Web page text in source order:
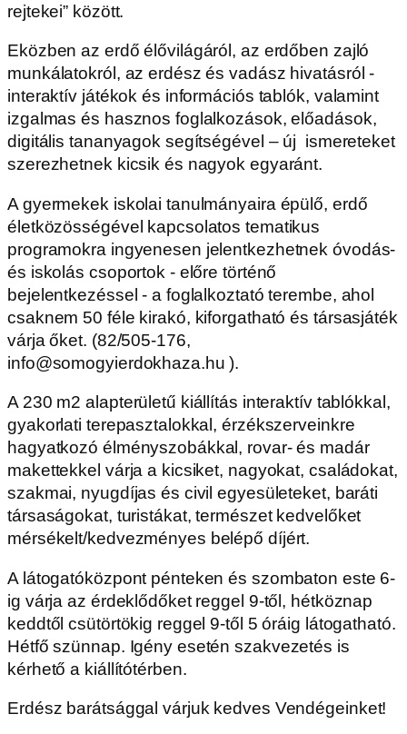
rejtekei” között.
Eközben az erdő élővilágáról, az erdőben zajló
munkálatokról, az erdész és vadász hivatásról -
interaktív játékok és információs tablók, valamint
izgalmas és hasznos foglalkozások, előadások,
digitális tananyagok segítségével – új ismereteket
szerezhetnek kicsik és nagyok egyaránt.
A gyermekek iskolai tanulmányaira épülő, erdő
életközösségével kapcsolatos tematikus
programokra ingyenesen jelentkezhetnek óvodás-
és iskolás csoportok - előre történő
bejelentkezéssel - a foglalkoztató terembe, ahol
csaknem 50 féle kirakó, kiforgatható és társasjáték
várja őket. (82/505-176,
info@somogyierdokhaza.hu ).
A 230 m2 alapterületű kiállítás interaktív tablókkal,
gyakorlati terepasztalokkal, érzékszerveinkre
hagyatkozó élményszobákkal, rovar- és madár
makettekkel várja a kicsiket, nagyokat, családokat,
szakmai, nyugdíjas és civil egyesületeket, baráti
társaságokat, turistákat, természet kedvelőket
mérsékelt/kedvezményes belépő díjért.
A látogatóközpont pénteken és szombaton este 6-
ig várja az érdeklődőket reggel 9-től, hétköznap
keddtől csütörtökig reggel 9-től 5 óráig látogatható.
Hétfő szünnap. Igény esetén szakvezetés is
kérhető a kiállítótérben.
Erdész barátsággal várjuk kedves Vendégeinket!